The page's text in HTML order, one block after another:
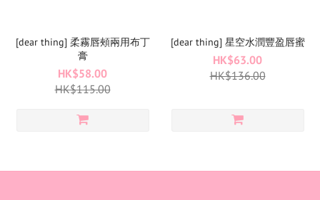
[dear thing] 柔霧唇頰兩用布丁
膏
HK$58.00
HK$115.00
[dear thing] 星空水潤豐盈唇蜜
HK$63.00
HK$136.00